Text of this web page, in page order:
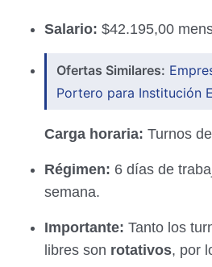
Salario: $42.195,00
Ofertas Similares:
Portero para Institución
Carga horaria: Turnos
Régimen: 6 días de
semana.
Importante: Tanto los
libres son rotativos, por